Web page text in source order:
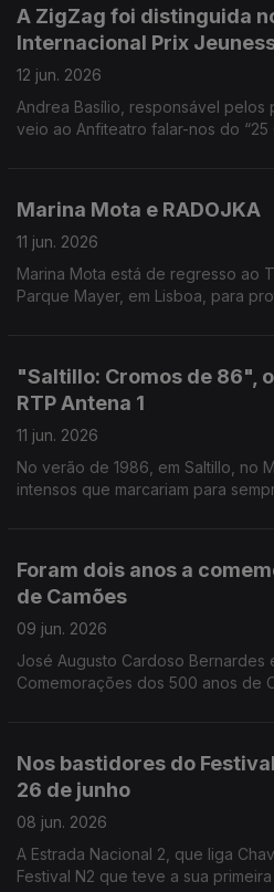
A ZigZag foi distinguida
Internacional Prix
12 jun. 2026
Andrea Basílio, responsável pelos
veio ao Anfiteatro falar-nos do
Marina Mota e RADOJKA
11 jun. 2026
Marina Mota está de regresso ao
Parque Mayer, em Lisboa, para
"Saltillo: Cromos de 86",
RTP Antena 1
11 jun. 2026
No verão de 1986, em Saltillo, no
intensos que marcariam para
Foram dois anos a
de Camões
09 jun. 2026
José Augusto Cardoso Bernardes
Comemorações dos 500 anos de
Nos bastidores do
26 de junho
08 jun. 2026
A Estrada Nacional 2, que liga
Festival N2 que teve a sua